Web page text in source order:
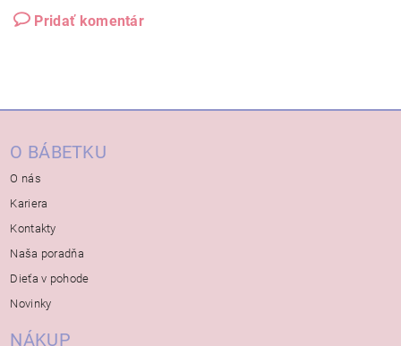
Pridať komentár
O BÁBETKU
O nás
Kariera
Kontakty
Naša poradňa
Dieťa v pohode
Novinky
NÁKUP